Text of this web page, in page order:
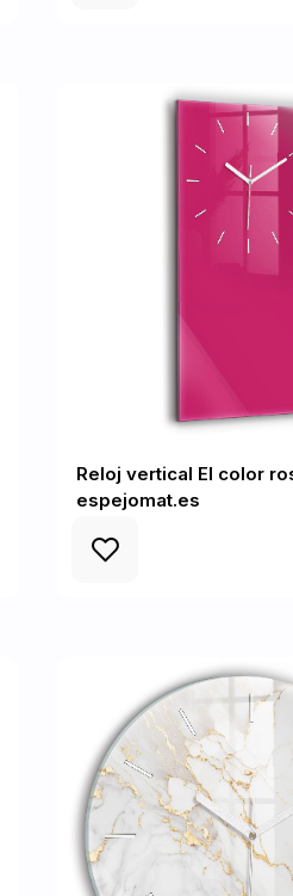
Reloj vertical El color
espejomat.es